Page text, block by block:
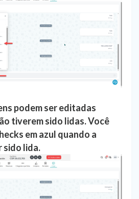
podem ser editadas
tiverem sido lidas. Você
em azul quando a
sido lida.